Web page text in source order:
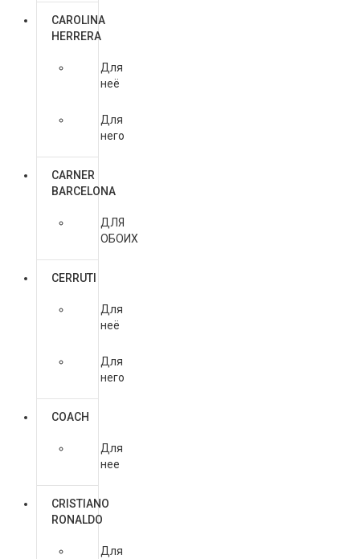
CAROLINA
HERRERA
Для
неё
Для
него
CARNER
BARCELONA
ДЛЯ
ОБОИХ
CERRUTI
Для
неё
Для
него
COACH
Для
нее
CRISTIANO
RONALDO
Для